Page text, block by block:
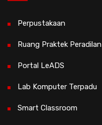
Perpustakaan
Ruang Praktek Peradilan
Portal LeADS
Lab Komputer Terpadu
Smart Classroom